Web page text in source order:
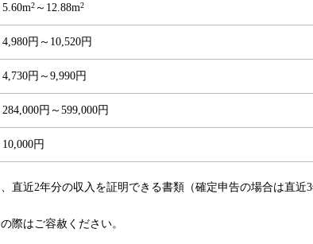
5.60m2 ～12.88m2
4,980円～10,520円
4,730円～9,990円
284,000円～599,000円
10,000円
直近2年分の収入を証明できる書類（確定申告の場合は直近
際はご容赦ください。